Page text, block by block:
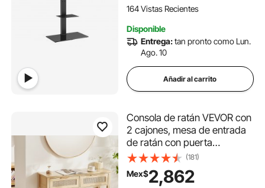
164 Vistas Recientes
Disponible
Entrega:tan pronto como Lun.
Ago. 10
Añadir al carrito
Consola de ratán VEVOR con
2 cajones, mesa de entrada
de ratán con puerta
corrediza de ratán natural,
consola para sala de estar,
estudio, entrada o pared de
(181)
Mex$2,862